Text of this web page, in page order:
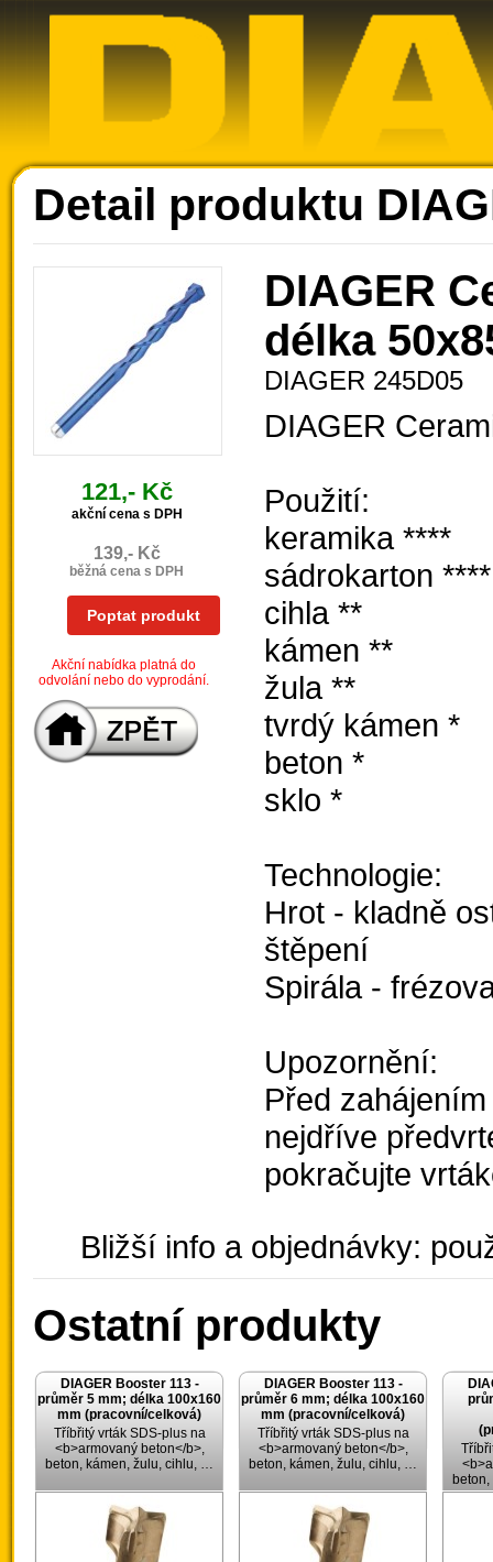
Detail produktu
121,- Kč
akční cena s DPH
139,- Kč
běžná cena s DPH
Poptat produkt
Akční nabídka platná do
odvolání nebo do vyprodání.
DIAGER
délka
DIAGER 245D05
DIAGER
Použití:
keramika ****
sádrokarton ****
cihla **
kámen **
žula **
tvrdý kámen *
beton *
sklo *
Technologie:
Hrot - kladně
štěpení
Spirála -
Upozornění:
Před
nejdříve
pokračujte
Bližší info a objednávky:
Ostatní produkty
DIAGER Booster 113 -
průměr 5 mm; délka 100x160
mm (pracovní/celková)
Tříbřitý vrták SDS-plus na
<b>armovaný beton</b>,
beton, kámen, žulu, cihlu, …
DIAGER Booster 113 -
průměr 6 mm; délka 100x160
mm (pracovní/celková)
Tříbřitý vrták SDS-plus na
<b>armovaný beton</b>,
beton, kámen, žulu, cihlu, …